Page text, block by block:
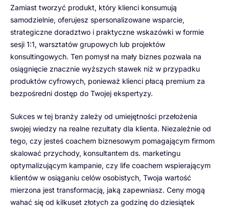
Zamiast tworzyć produkt, który klienci konsumują
samodzielnie, oferujesz spersonalizowane wsparcie,
strategiczne doradztwo i praktyczne wskazówki w formie
sesji 1:1, warsztatów grupowych lub projektów
konsultingowych. Ten pomysł na mały biznes pozwala na
osiągnięcie znacznie wyższych stawek niż w przypadku
produktów cyfrowych, ponieważ klienci płacą premium za
bezpośredni dostęp do Twojej ekspertyzy.
Sukces w tej branży zależy od umiejętności przełożenia
swojej wiedzy na realne rezultaty dla klienta. Niezależnie od
tego, czy jesteś coachem biznesowym pomagającym firmom
skalować przychody, konsultantem ds. marketingu
optymalizującym kampanie, czy life coachem wspierającym
klientów w osiąganiu celów osobistych, Twoja wartość
mierzona jest transformacją, jaką zapewniasz. Ceny mogą
wahać się od kilkuset złotych za godzinę do dziesiątek